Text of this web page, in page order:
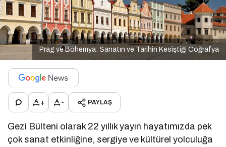
Prag ve Bohemya: Sanatın ve Tarihin Kesiştiği Coğrafya
+ - PAYLAŞ
Gezi Bülteni olarak 22 yıllık yayın hayatımızda pek
çok sanat etkinliğine, sergiye ve kültürel yolculuğa